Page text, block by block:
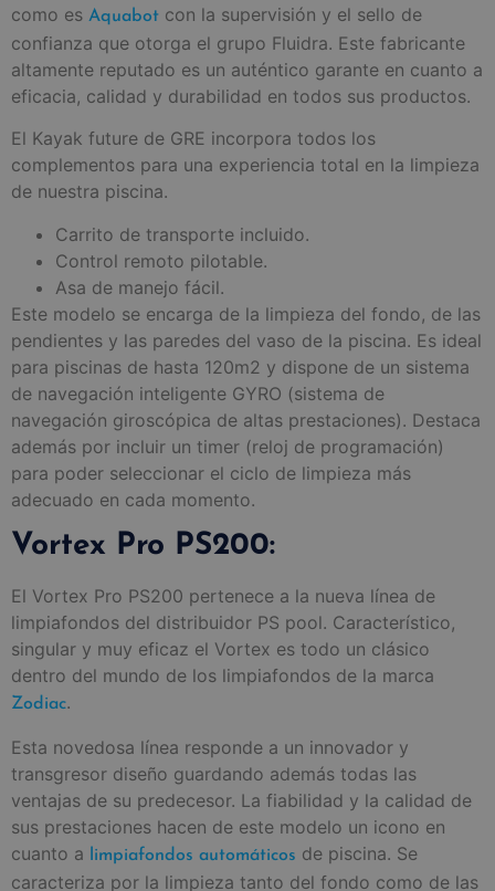
como es Aquabot con la supervisión y el sello de
confianza que otorga el grupo Fluidra. Este fabricante
altamente reputado es un auténtico garante en cuanto a
eficacia, calidad y durabilidad en todos sus productos.
El Kayak future de GRE incorpora todos los
complementos para una experiencia total en la limpieza
de nuestra piscina.
Carrito de transporte incluido.
Control remoto pilotable.
Asa de manejo fácil.
Este modelo se encarga de la limpieza del fondo, de las
pendientes y las paredes del vaso de la piscina. Es ideal
para piscinas de hasta 120m2 y dispone de un sistema
de navegación inteligente GYRO (sistema de
navegación giroscópica de altas prestaciones). Destaca
además por incluir un timer (reloj de programación)
para poder seleccionar el ciclo de limpieza más
adecuado en cada momento.
Vortex Pro PS200:
El Vortex Pro PS200 pertenece a la nueva línea de
limpiafondos del distribuidor PS pool. Característico,
singular y muy eficaz el Vortex es todo un clásico
dentro del mundo de los limpiafondos de la marca
Zodiac.
Esta novedosa línea responde a un innovador y
transgresor diseño guardando además todas las
ventajas de su predecesor. La fiabilidad y la calidad de
sus prestaciones hacen de este modelo un icono en
cuanto a
limpiafondos automáticos de piscina. Se
caracteriza por la limpieza tanto del fondo como de las